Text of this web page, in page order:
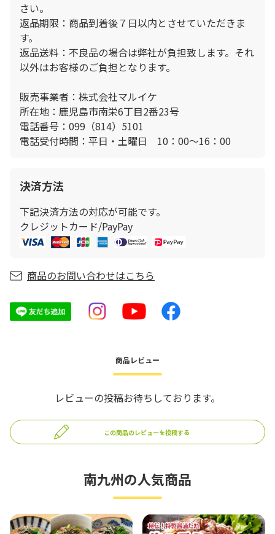
さい。
返品期限：商品到着後７日以内とさせていただきま
す。
返品送料：不良品の場合は弊社が負担致します。それ
以外はお客様のご負担となります。
販売事業者：株式会社マルイケ
所在地：鹿児島市南栄6丁目2番23号
電話番号：099（814）5101
電話受付時間：平日・土曜日 10：00〜16：00
決済方法
下記決済方法の対応が可能です。
クレジットカード/PayPay
商品のお問い合わせはこちら
商品レビュー
レビューの投稿お待ちしております。
この商品のレビューを投稿する
南九州の人気商品